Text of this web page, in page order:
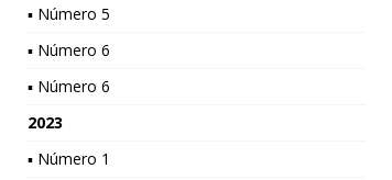
▪ Número 5
▪ Número 6
▪ Número 6
2023
▪ Número 1